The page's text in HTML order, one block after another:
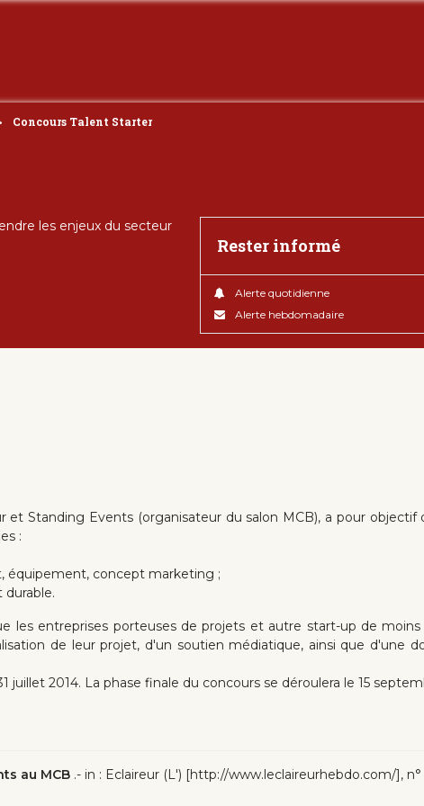
Concours Talent Starter
les enjeux du secteur
Rester informé
Alerte quotidienne
Alerte hebdomadaire
et Standing Events (organisateur du salon MCB), a pour
:
équipement, concept marketing ;
les entreprises porteuses de projets et autre start-up de
de leur projet, d'un soutien médiatique, ainsi que d'une
2014. La phase finale du concours se déroulera le 15
au MCB .- in : Eclaireur (L') [http://www.leclaireurhebdo.com/], n°